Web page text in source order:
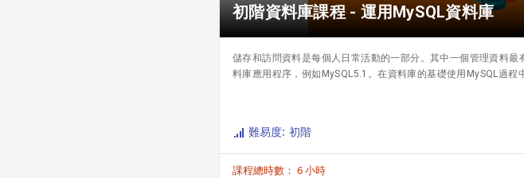
初階資料庫課程 - 運用MySQL資料庫
儲存和訪問資料是每個人日常活動的一部分。其中一個管理資料
料庫應用程序，例如MySQL5.1。在資料庫的基礎使用MySQL過程
難易度: 初階
課程總時數： 6 小時